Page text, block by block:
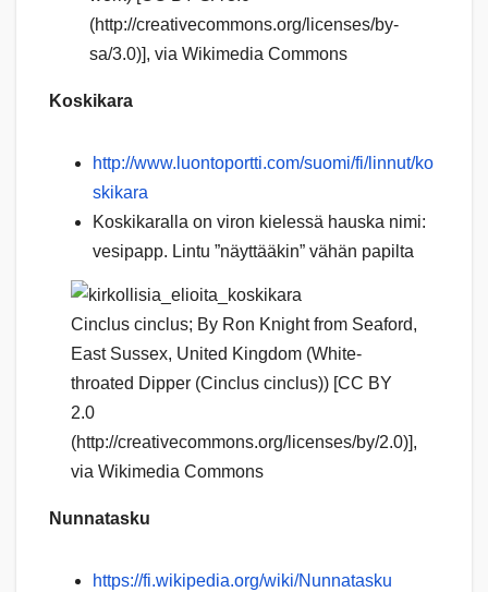
(http://creativecommons.org/licenses/by-
sa/3.0)], via Wikimedia Commons
Koskikara
http://www.luontoportti.com/suomi/fi/linnut/ko
skikara
Koskikaralla on viron kielessä hauska nimi:
vesipapp. Lintu ”näyttääkin” vähän papilta
Cinclus cinclus; By Ron Knight from Seaford,
East Sussex, United Kingdom (White-
throated Dipper (Cinclus cinclus)) [CC BY
2.0
(http://creativecommons.org/licenses/by/2.0)],
via Wikimedia Commons
Nunnatasku
https://fi.wikipedia.org/wiki/Nunnatasku